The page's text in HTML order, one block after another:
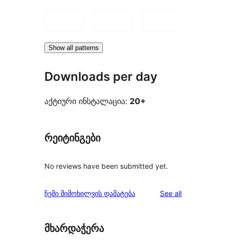
Show all patterns
Downloads per day
აქტიური ინსტალაცია: 20+
რეიტინგები
No reviews have been submitted yet.
ჩემი მიმოხილვის დამატება See allreviews
მხარდაჭერა